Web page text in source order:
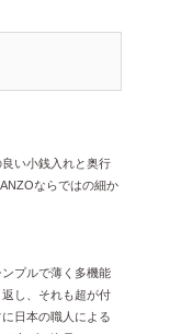
い小銭入れと奥行
ならではの細か
プルで薄く多機能
し、それも超が付
日本の職人による